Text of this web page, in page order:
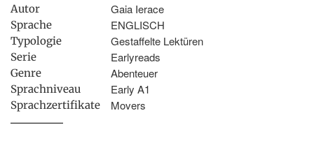
Autor Gaia Ierace
Sprache ENGLISCH
Typologie Gestaffelte Lektüren
Serie Earlyreads
Genre Abenteuer
Sprachniveau Early A1
Sprachzertifikate Movers